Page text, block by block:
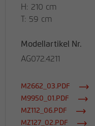
H: 210 cm
T: 59 cm
Modellartikel Nr.
AG072.4211
M2662_03.PDF
M9950_01.PDF
MZ112_06.PDF
MZ127_02.PDF